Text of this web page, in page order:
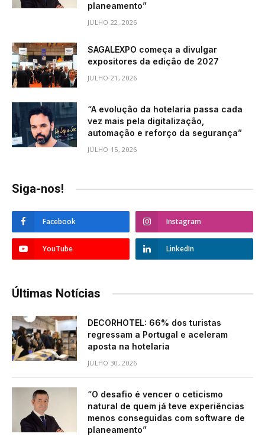
planeamento”
JULHO 22, 2026
SAGALEXPO começa a divulgar
expositores da edição de 2027
JULHO 21, 2026
“A evolução da hotelaria passa cada
vez mais pela digitalização,
automação e reforço da segurança”
JULHO 15, 2026
Siga-nos!
Facebook Instagram
YouTube LinkedIn
Últimas Notícias
DECORHOTEL: 66% dos turistas
regressam a Portugal e aceleram
aposta na hotelaria
JULHO 30, 2026
“O desafio é vencer o ceticismo
natural de quem já teve experiências
menos conseguidas com software de
planeamento”